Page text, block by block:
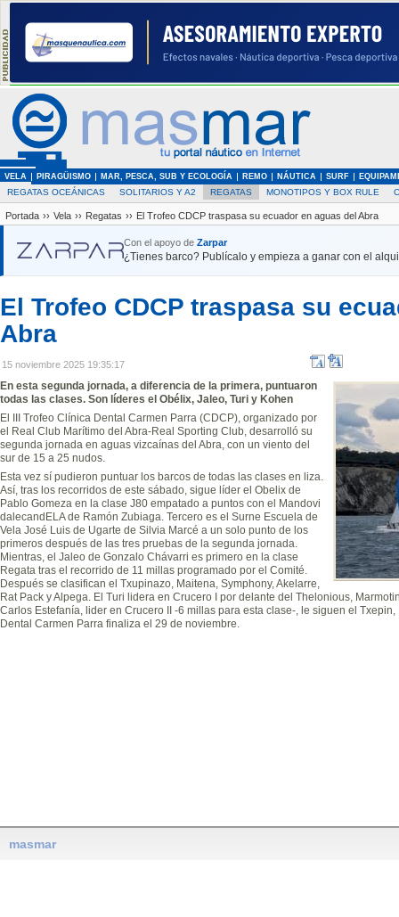
VELA PIRAGÜISMO MAR, PESCA, SUB Y ECOLOGÍA REMO NÁUTICA SURF
REGATAS OCEÁNICAS SOLITARIOS Y A2 REGATAS MONOTIPOS Y BOX RULE
Portada ›› Vela ›› Regatas ›› El Trofeo CDCP traspasa su ecuador en aguas del Abra
Con el apoyo de Zarpar
¿Tienes barco? Publícalo y empieza a ganar con el
El Trofeo CDCP traspasa su
Abra
15 noviembre 2025 19:35:17
En esta segunda jornada, a diferencia de la primera, puntuaron
todas las clases. Son líderes el Obélix, Jaleo, Turi y Kohen
El III Trofeo Clínica Dental Carmen Parra (CDCP), organizado por
el Real Club Marítimo del Abra-Real Sporting Club, desarrolló su
segunda jornada en aguas vizcaínas del Abra, con un viento del
sur de 15 a 25 nudos.
Esta vez sí pudieron puntuar los barcos de todas las clases en liza.
Así, tras los recorridos de este sábado, sigue líder el Obelix de
Pablo Gomeza en la clase J80 empatado a puntos con el Mandovi
dalecandELA de Ramón Zubiaga. Tercero es el Surne Escuela de
Vela José Luis de Ugarte de Silvia Marcé a un solo punto de los
primeros después de las tres pruebas de la segunda jornada.
Mientras, el Jaleo de Gonzalo Chávarri es primero en la clase
Regata tras el recorrido de 11 millas programado por el Comité.
Después se clasifican el Txupinazo, Maitena, Symphony, Akelarre,
Rat Pack y Alpega. El Turi lidera en Crucero I por delante del Thelonious,
Carlos Estefanía, lider en Crucero II -6 millas para esta clase-, le siguen el
Dental Carmen Parra finaliza el 29 de noviembre.
masmar